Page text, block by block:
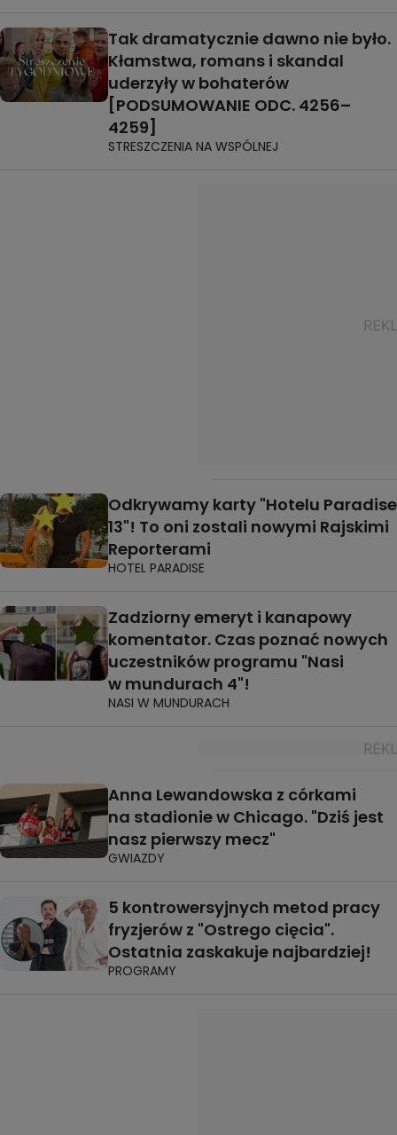
Tak dramatycznie dawno nie było.
Kłamstwa, romans i skandal
uderzyły w bohaterów
[PODSUMOWANIE ODC. 4256–
4259]
STRESZCZENIA NA WSPÓLNEJ
Odkrywamy karty "Hotelu Paradise
13"! To oni zostali nowymi Rajskimi
Reporterami
HOTEL PARADISE
Zadziorny emeryt i kanapowy
komentator. Czas poznać nowych
uczestników programu "Nasi
w mundurach 4"!
NASI W MUNDURACH
Anna Lewandowska z córkami
na stadionie w Chicago. "Dziś jest
nasz pierwszy mecz"
GWIAZDY
5 kontrowersyjnych metod pracy
fryzjerów z "Ostrego cięcia".
Ostatnia zaskakuje najbardziej!
PROGRAMY